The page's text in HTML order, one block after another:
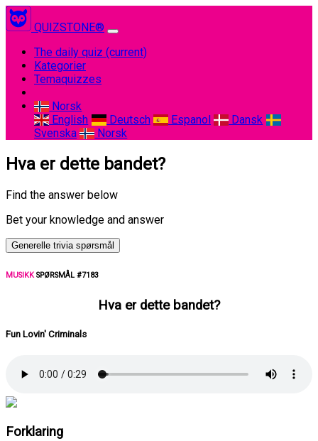
QUIZSTONE®
The daily quiz (current)
Kategorier
Temaquizzes
Norsk
English
Deutsch Espanol
Dansk
Svenska
Norsk
Hva er dette bandet?
Find the answer below
Bet your knowledge and answer
Generelle trivia spørsmål
MUSIKKSPØRSMÅL #7183
Hva er dette bandet?
Fun Lovin' Criminals
Forklaring